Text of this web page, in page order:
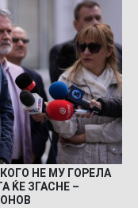
НЕ МУ ГОРЕЛА
ЌЕ ЗГАСНЕ –